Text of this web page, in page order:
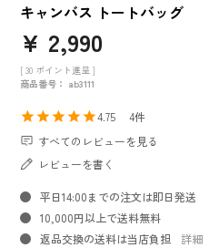
キャンバス トートバッグ
¥ 2,990
[ 30 ポイント進呈 ]
商品番号
ab3111
4.75
4
すべてのレビューを見る
レビューを書く
平日14:00までの注文は即日発送
10,000円以上で送料無料
返品交換の送料は当店負担
詳細